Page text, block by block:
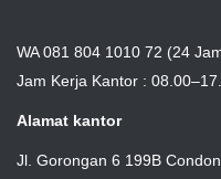
WA 081 804 1010 72 (24
Jam Kerja Kantor :
Alamat kantor
Jl. Gorongan 6 199B